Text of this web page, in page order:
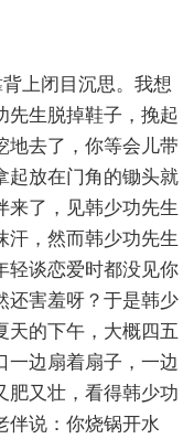
上闭目沉思。我想
先生脱掉鞋子，挽起
地去了，你等会儿带
起放在门角的锄头就
来了，见韩少功先生
汗，然而韩少功先生
轻谈恋爱时都没见你
还害羞呀？于是韩少
天的下午，大概四五
一边扇着扇子，一边
肥又壮，看得韩少功
伴说：你烧锅开水